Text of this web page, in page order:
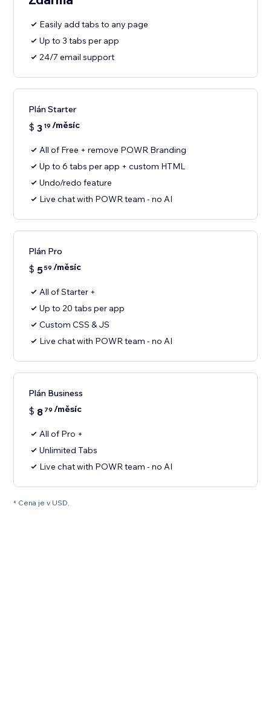
Easily add tabs to any page
Up to 3 tabs per app
24/7 email support
Plán Starter
$ 3 19 /měsíc
All of Free + remove POWR Branding
Up to 6 tabs per app + custom HTML
Undo/redo feature
Live chat with POWR team - no AI
Plán Pro
$ 559 /měsíc
All of Starter +
Up to 20 tabs per app
Custom CSS & JS
Live chat with POWR team - no AI
Plán Business
$ 8 79 /měsíc
All of Pro +
Unlimited Tabs
Live chat with POWR team - no AI
* Cena je v USD.